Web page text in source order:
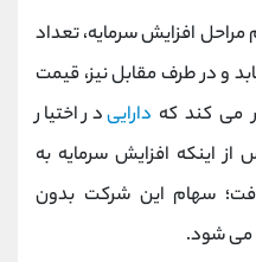
افزایش سرمایه، تعداد
و در طرف مقابل نیز، قیمت
می کند که داراییدر اختیار
اینکه افزایش سرمایه به
سهام این شرکت بدون
می شود.